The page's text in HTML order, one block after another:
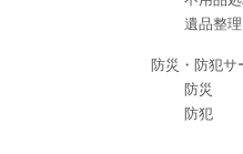
遺品整理
防災・防犯サ
防災
防犯